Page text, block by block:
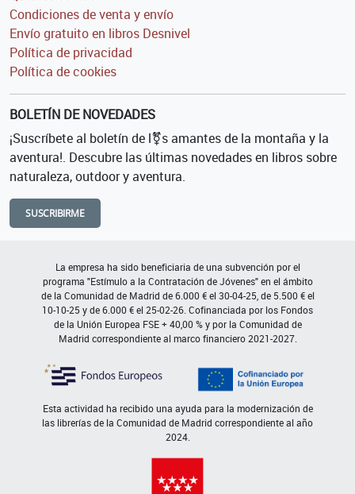
Condiciones de venta y envío
Envío gratuito en libros Desnivel
Política de privacidad
Política de cookies
BOLETÍN DE NOVEDADES
¡Suscríbete al boletín de l⚧s amantes de la montaña y la
aventura!. Descubre las últimas novedades en libros sobre
naturaleza, outdoor y aventura.
SUSCRIBIRME
La empresa ha sido beneficiaria de una subvención por el
programa "Estímulo a la Contratación de Jóvenes" en el ámbito
de la Comunidad de Madrid de 6.000 € el 30-04-25, de 5.500 € el
10-10-25 y de 6.000 € el 25-02-26. Cofinanciada por los Fondos
de la Unión Europea FSE + 40,00 % y por la Comunidad de
Madrid correspondiente al marco financiero 2021-2027.
Esta actividad ha recibido una ayuda para la modernización de
las librerías de la Comunidad de Madrid correspondiente al año
2024.